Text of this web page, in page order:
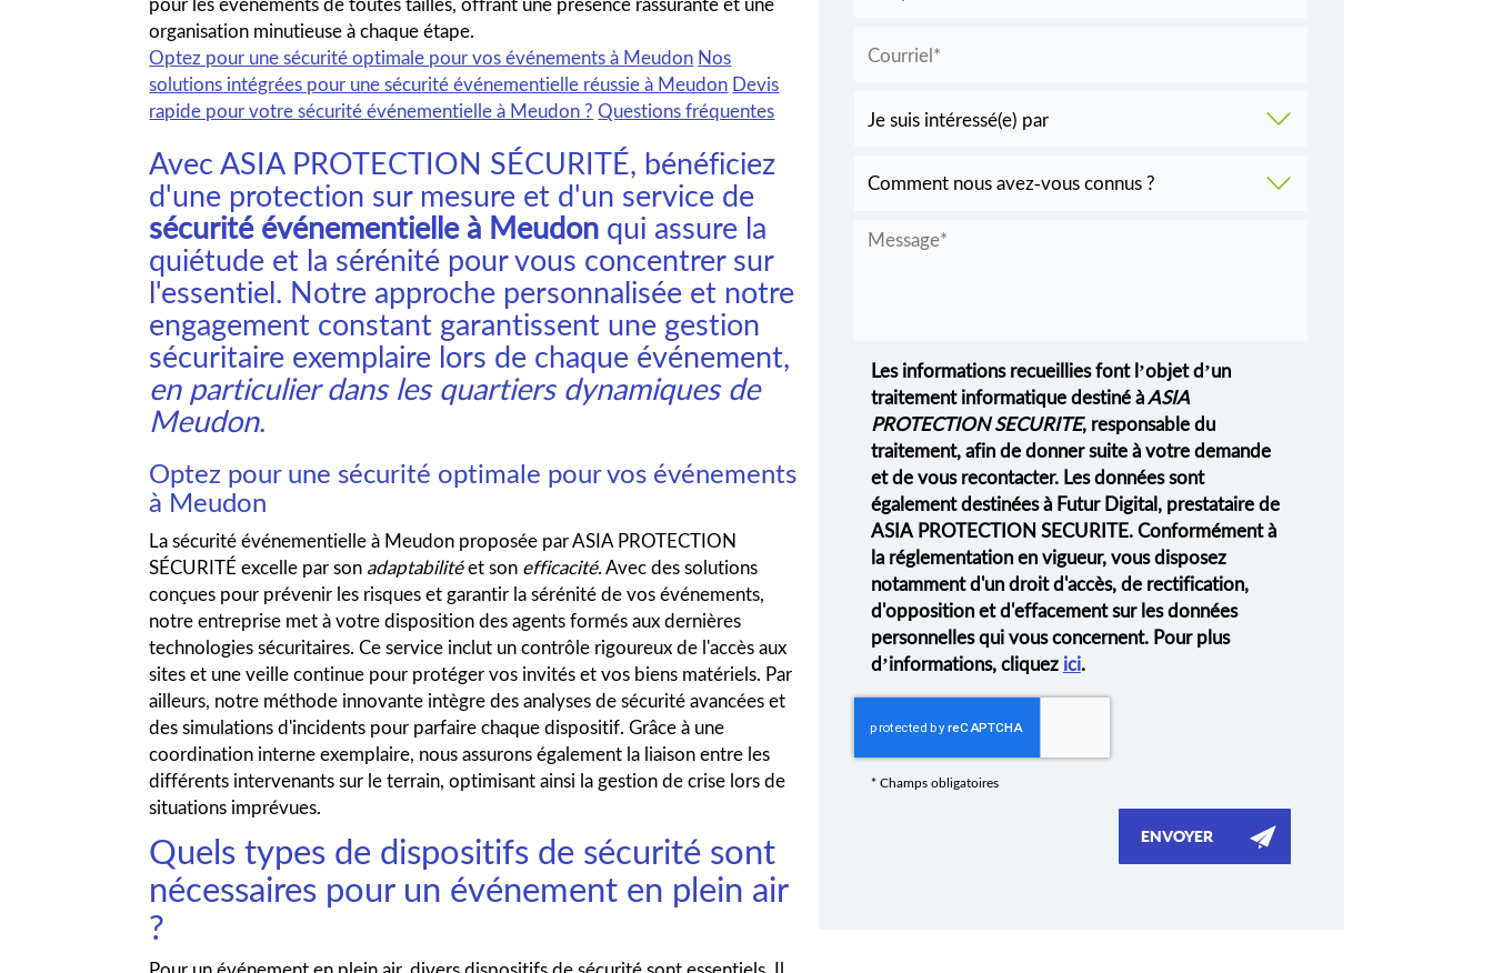
organisation minutieuse à chaque étape.
Optez pour une sécurité optimale pour vos événements à Meudon Nos
solutions intégrées pour une sécurité événementielle réussie à Meudon Devis
rapide pour votre sécurité événementielle à Meudon ? Questions fréquentes
Avec ASIA PROTECTION SÉCURITÉ, bénéficiez
d'une protection sur mesure et d'un service de
sécurité événementielle à Meudon qui assure la
quiétude et la sérénité pour vous concentrer sur
l'essentiel. Notre approche personnalisée et notre
engagement constant garantissent une gestion
sécuritaire exemplaire lors de chaque événement,
en particulier dans les quartiers dynamiques de
Meudon.
Optez pour une sécurité optimale pour vos événements
à Meudon
La sécurité événementielle à Meudon proposée par ASIA PROTECTION
SÉCURITÉ excelle par son adaptabilitéet son efficacité. Avec des solutions
conçues pour prévenir les risques et garantir la sérénité de vos événements,
notre entreprise met à votre disposition des agents formés aux dernières
technologies sécuritaires. Ce service inclut un contrôle rigoureux de l'accès aux
sites et une veille continue pour protéger vos invités et vos biens matériels. Par
ailleurs, notre méthode innovante intègre des analyses de sécurité avancées et
des simulations d'incidents pour parfaire chaque dispositif. Grâce à une
coordination interne exemplaire, nous assurons également la liaison entre les
différents intervenants sur le terrain, optimisant ainsi la gestion de crise lors de
situations imprévues.
Quels types de dispositifs de sécurité sont
nécessaires pour un événement en plein air
?
Les informations recueillies font l’objet d’un
traitement informatique destiné àASIA
PROTECTION SECURITE, responsable du
traitement, afin de donner suite à votre demande
et de vous recontacter. Les données sont
également destinées à Futur Digital, prestataire de
ASIA PROTECTION SECURITE. Conformément à
la réglementation en vigueur, vous disposez
notamment d'un droit d'accès, de rectification,
d'opposition et d'effacement sur les données
personnelles qui vous concernent. Pour plus
d’informations, cliquez ici.
* Champs obligatoires